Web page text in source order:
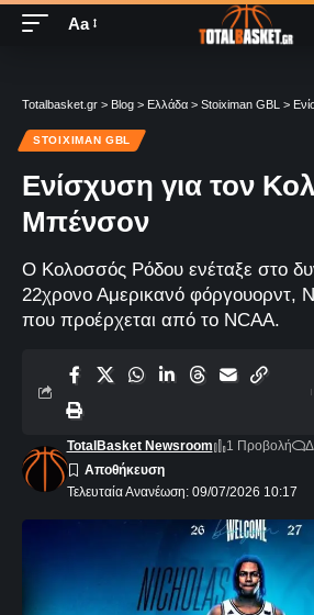
Aa
Totalbasket.gr > Blog > Ελλάδα > Stoiximan GBL >
STOIXIMAN GBL
Ενίσχυση για τον
Μπένσον
Ο Κολοσσός Ρόδου ενέταξε στο
22χρονο Αμερικανό φόργουορντ,
που προέρχεται από το NCAA.
Τελευταία Ανανέωση: 09/07/2026 10:17
TotalBasket Newsroom 1 Προβολή